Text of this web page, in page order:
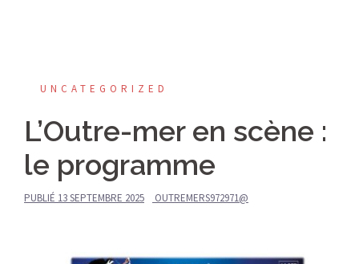
UNCATEGORIZED
L’Outre-mer en scène :
le programme
PUBLIÉ 13 SEPTEMBRE 2025 OUTREMERS972971@